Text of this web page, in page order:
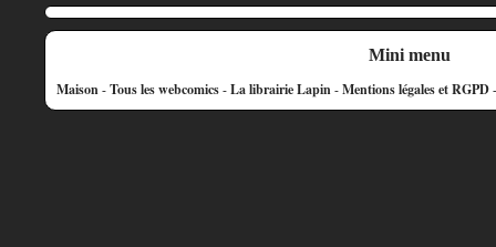
Mini menu
Maison-Tous les webcomics-La librairie Lapin-Mentions légales et RGPD